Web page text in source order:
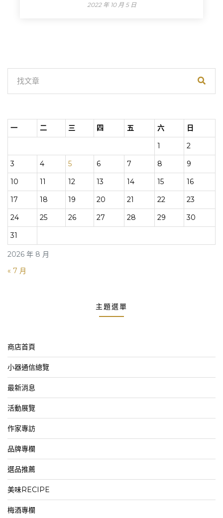
2022 年 10 月 5 日
2026 年 8 月
一 二 三 四 五 六
日
1
2
3
4 5 6 7 8
9
10
11 12 13 14 15
16
17
18 19 20 21 22
23
24
25 26 27 28 29
30
31
« 7 月
主題選單
商店首頁
小器通信總覽
最新消息
活動展覽
作家專訪
品牌專欄
選品推薦
美味RECIPE
梅酒專欄